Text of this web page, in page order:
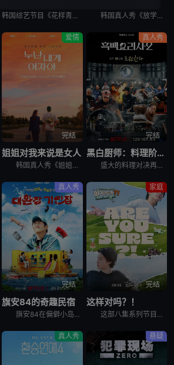
韩国综艺节目《花样青春: 限量版》的妙趣在于突发旅行。突然告诉出演者去旅行的日程，出演者带着制作组原封不动地给的每人10万韩元经费，于2026年2月24日通过频道十五夜直播被绑架到旅行地。出演人员是郑 韩国真人秀《放学后的泰梨老师》讲述的，是金泰梨成为某乡村小学的戏剧班老师，给学生们上戏剧课的节目。 成为充满热情的演技老师金泰梨和可爱学生们展开的特别旅程，将为观众带来纯真的笑容和感动。
爱情
完结
姐姐对我来说是女人
韩国真人秀《姐姐对我来说是女人》讲述了，超越年龄差距这一现实的障碍，在爱情面前果敢坦率的姐弟恋男女们挑性真诚的恋爱细胞再生真人秀。
真人秀
完结
黑白厨师：料理阶级战争 第二季
盛大的料理对决再度展开，新一批“黑汤匙”厨师迎战实力坚强的“白汤匙”主厨。谁能在火热竞赛中脱颖而出？谁会黯然退场？
真人秀
完结
旗安84的奇趣民宿
旗安84在偏僻小岛上开设让人逃离烦嚣的另类民宿，由防弹少年团Jin和池艺恩带领客人进行有趣的冒险，过程中也少不了各种爆笑的突发状况。
家庭
完结
这样对吗？！
这部八集系列节目拍摄于2023年，在朴智旻和田柾国入伍韩国军队之前，它记录了两人前往三个标志性全球目的地的旅行：美国纽约州、韩国济州岛和日本札幌。 &nbsp; &nbsp; &nbsp; &nb
真人秀 悬疑